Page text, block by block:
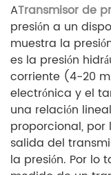
ATransmisor de
presión a un
muestra la
es la presión
corriente (4-20
electrónica y el
una relación
proporcional, por
salida del
la presión. Por lo